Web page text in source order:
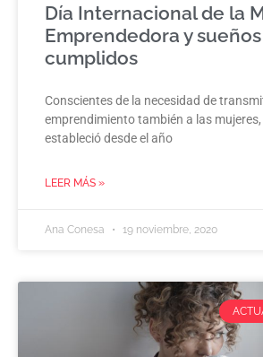
Día Internacional de la
Emprendedora y sueños
cumplidos
Conscientes de la necesidad de
emprendimiento también a las mujeres,
estableció desde el año
LEER MÁS »
Ana Conesa 19 noviembre, 2020